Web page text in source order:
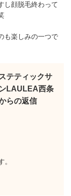
し顔脱毛終わって
も楽しみの一つで
テティックサ
LAULEA西条
らの返信